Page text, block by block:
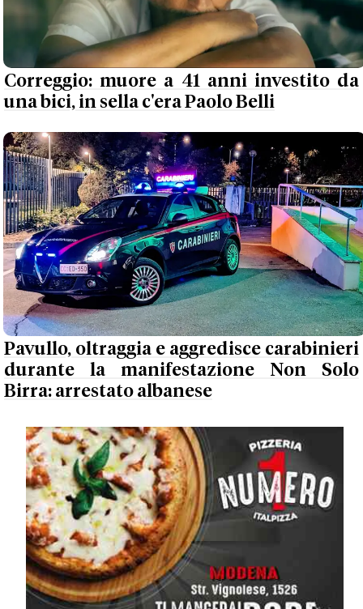
Correggio: muore a 41 anni investito da
una bici, in sella c'era Paolo Belli
Pavullo, oltraggia e aggredisce carabinieri
durante la manifestazione Non Solo
Birra: arrestato albanese